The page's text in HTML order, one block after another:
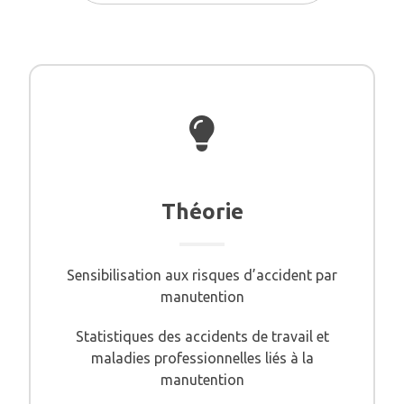
Théorie
Sensibilisation aux risques d’accident par
manutention
Statistiques des accidents de travail et
maladies professionnelles liés à la
manutention